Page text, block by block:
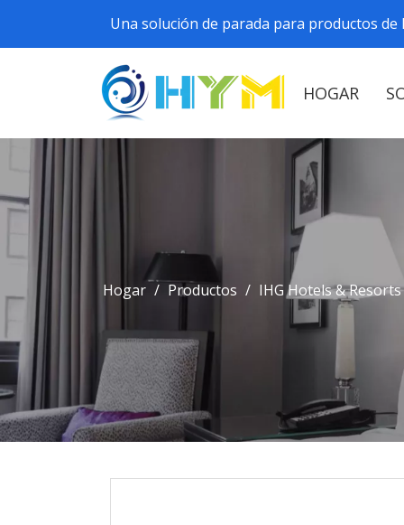
Una solución de parada para productos de
HOGAR
Hogar / Productos / IHG Hotels & Resorts